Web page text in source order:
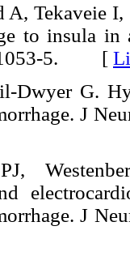
Tekaveie
to insula
5. [
Dwyer G.
J
J